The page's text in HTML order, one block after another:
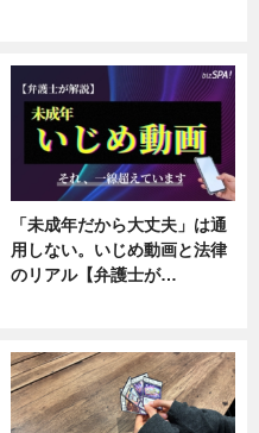
「未成年だから大丈夫」は通
用しない。いじめ動画と法律
のリアル【弁護士が…